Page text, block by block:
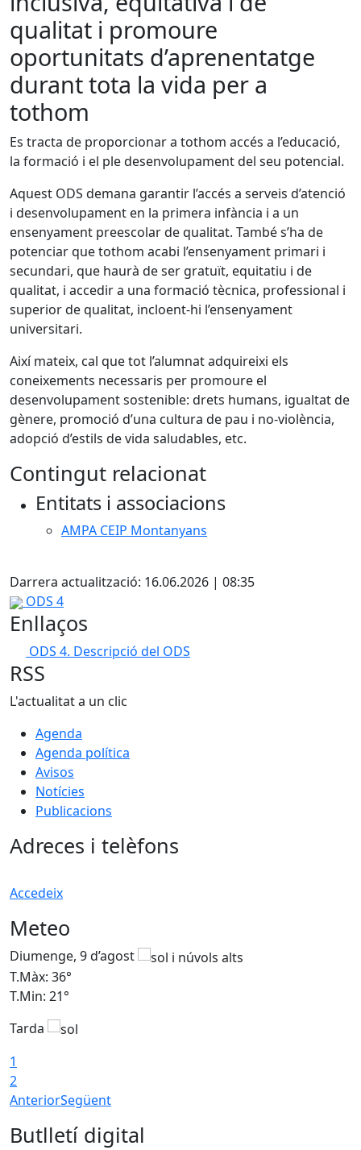
qualitat i promoure
oportunitats d’aprenentatge
durant tota la vida per a
tothom
Es tracta de proporcionar a tothom accés a l’educació,
la formació i el ple desenvolupament del seu potencial.
Aquest ODS demana garantir l’accés a serveis d’atenció
i desenvolupament en la primera infància i a un
ensenyament preescolar de qualitat. També s’ha de
potenciar que tothom acabi l’ensenyament primari i
secundari, que haurà de ser gratuït, equitatiu i de
qualitat, i accedir a una formació tècnica, professional i
superior de qualitat, incloent-hi l’ensenyament
universitari.
Així mateix, cal que tot l’alumnat adquireixi els
coneixements necessaris per promoure el
desenvolupament sostenible: drets humans, igualtat de
gènere, promoció d’una cultura de pau i no-violència,
adopció d’estils de vida saludables, etc.
Contingut relacionat
Entitats i associacions
AMPA CEIP Montanyans
Darrera actualització: 16.06.2026 | 08:35
ODS 4
Enllaços
ODS 4. Descripció del ODS
RSS
L'actualitat a un clic
Agenda
Agenda política
Avisos
Notícies
Publicacions
Adreces i telèfons
Accedeix
Meteo
Diumenge, 9 d’agost
T.Màx: 36°
T.Min: 21°
Tarda
1
2
AnteriorSegüent
Butlletí digital